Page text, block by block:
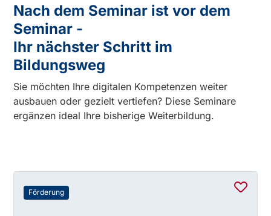
Nach dem Seminar ist vor dem
Seminar -
Ihr nächster Schritt im
Bildungsweg
Sie möchten Ihre digitalen Kompetenzen weiter
ausbauen oder gezielt vertiefen? Diese Seminare
ergänzen ideal Ihre bisherige Weiterbildung.
Förderung